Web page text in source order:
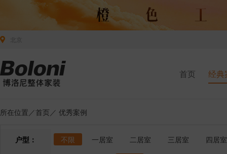
首页 经典
所在位置／首页 ／ 优秀案例
户型： 不限 一居室 二居室 三居室
四居室